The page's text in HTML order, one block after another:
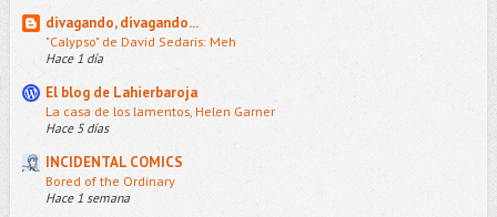
divagando, divagando...
"Calypso" de David Sedaris: Meh
Hace 1 día
El blog de Lahierbaroja
La casa de los lamentos, Helen Garner
Hace 5 días
INCIDENTAL COMICS
Bored of the Ordinary
Hace 1 semana